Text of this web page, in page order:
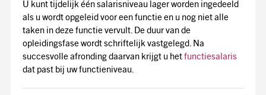
U kunt tijdelijk één salarisniveau lager worden ingedeeld
als u wordt opgeleid voor een functie en u nog niet alle
taken in deze functie vervult. De duur van de
opleidingsfase wordt schriftelijk vastgelegd. Na
succesvolle afronding daarvan krijgt u het functiesalaris
dat past bij uw functieniveau.